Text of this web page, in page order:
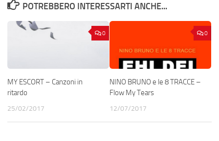
POTREBBERO INTERESSARTI ANCHE...
0
MY ESCORT – Canzoni in
ritardo
25/02/2017
0
NINO BRUNO e le 8 TRACCE –
Flow My Tears
12/07/2017